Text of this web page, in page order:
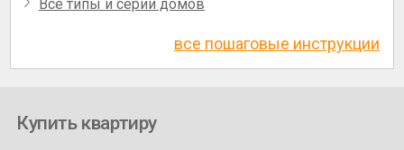
Все типы и серии домов
все пошаговые инструкции
Купить квартиру